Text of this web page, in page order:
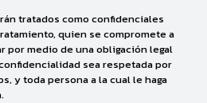
tratados como confidenciales
quien se compromete a
por medio de una obligación legal
sea respetada por
y toda persona a la cual le haga